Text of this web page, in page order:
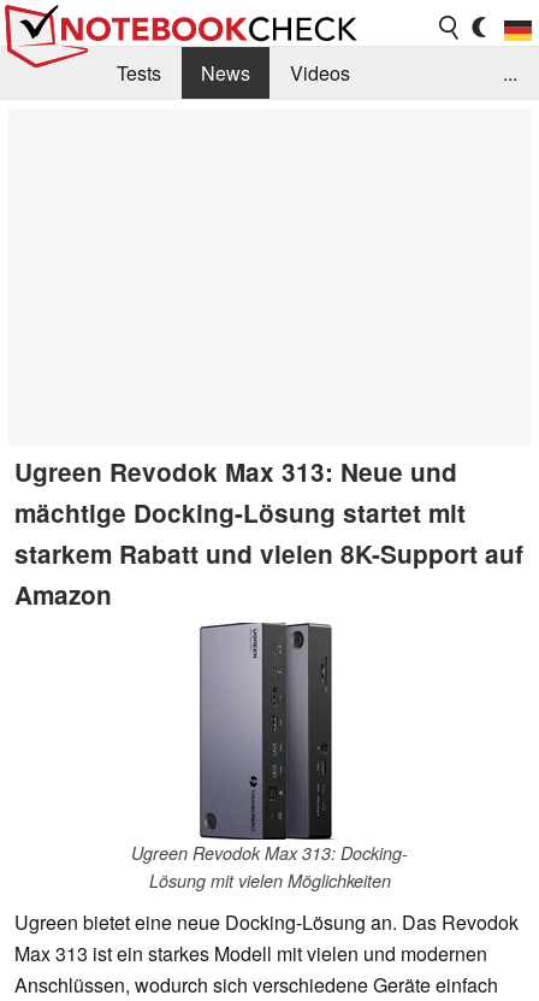
Tests News
Videos
...
Ugreen Revodok Max 313: Neue und
mächtige Docking-Lösung startet mit
starkem Rabatt und vielen 8K-Support auf
Amazon
Ugreen Revodok Max 313: Docking-
Lösung mit vielen Möglichkeiten
Ugreen bietet eine neue Docking-Lösung an. Das Revodok
Max 313 ist ein starkes Modell mit vielen und modernen
Anschlüssen, wodurch sich verschiedene Geräte einfach